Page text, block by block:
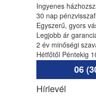
Ingyenes
30 nap
Egyszerű, gyors
Legjobb ár
2 év minőségi
Hétfőtől Péntekig
06
Hírlevél